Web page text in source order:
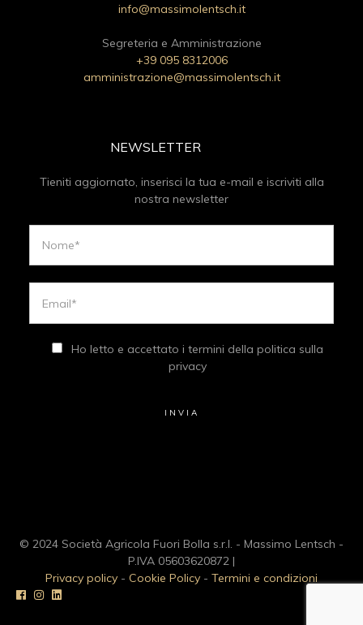
info@massimolentsch.it
Segreteria e Amministrazione
+39 095 8312006
amministrazione@massimolentsch.it
NEWSLETTER
Tieniti aggiornato, inserisci la tua e-mail e iscriviti alla
nostra newsletter
Ho letto e accettato i termini della politica sulla
privacy
© 2024 Società Agricola Fuori Bolla s.r.l. - Massimo Lentsch -
P.IVA 05603620872 |
Privacy policy - Cookie Policy - Termini e condizioni